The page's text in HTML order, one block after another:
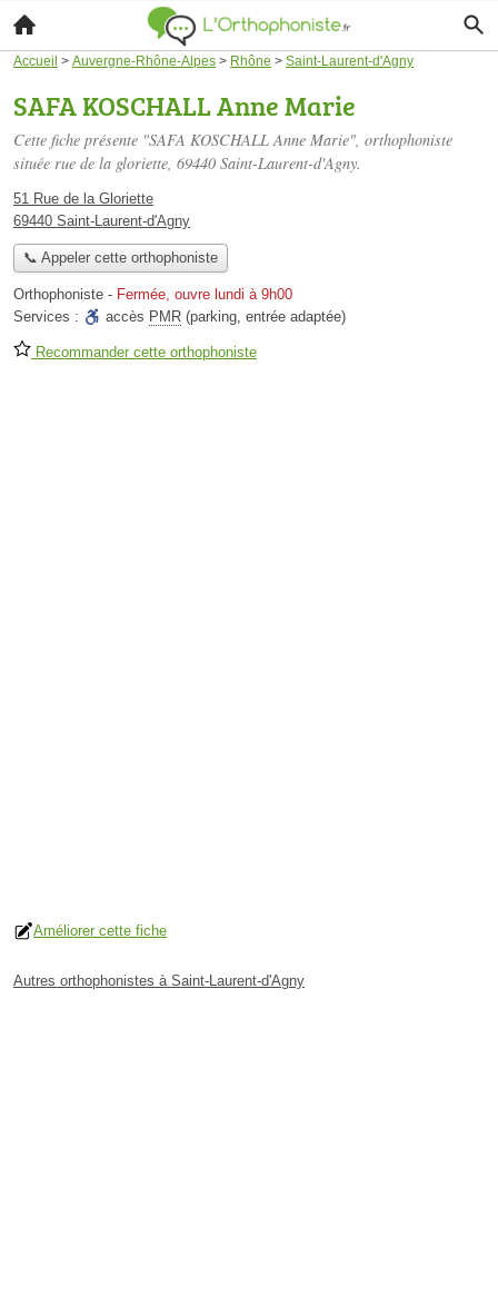
Accueil > Auvergne-Rhône-Alpes > Rhône > Saint-Laurent-d'Agny
SAFA KOSCHALL Anne Marie
Cette fiche présente "SAFA KOSCHALL Anne Marie", orthophoniste
située rue de la gloriette, 69440 Saint-Laurent-d'Agny.
51 Rue de la Gloriette
69440 Saint-Laurent-d'Agny
📞 Appeler cette orthophoniste
Orthophoniste - Fermée, ouvre lundi à 9h00
Services :
accès PMR (parking, entrée adaptée)
Recommander cette orthophoniste
Améliorer cette fiche
Autres orthophonistes à Saint-Laurent-d'Agny